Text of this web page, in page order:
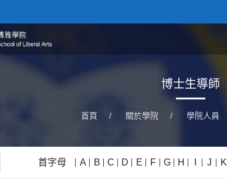
博士生導師
首頁 / 關於學院 / 學院人員
首字母 A B C D E F G H J K